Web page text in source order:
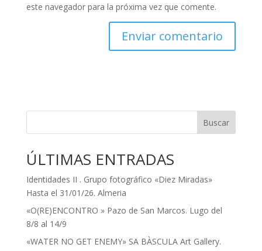
este navegador para la próxima vez que comente.
Buscar
ÚLTIMAS ENTRADAS
Identidades II . Grupo fotográfico «Diez Miradas»
Hasta el 31/01/26. Almeria
«O(RE)ENCONTRO » Pazo de San Marcos. Lugo del
8/8 al 14/9
«WATER NO GET ENEMY» SA BÀSCULA Art Gallery.